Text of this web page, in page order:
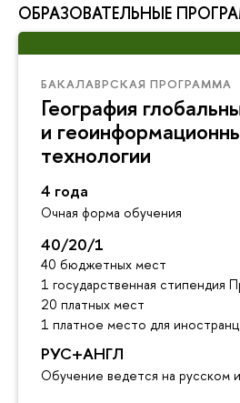
ОБРАЗОВАТЕЛЬНЫЕ
БАКАЛАВРСКАЯ ПРОГРАММА
География
и
технологии
4 года
Очная форма обучения
40/20/1
40 бюджетных мест
1 государственная стипендия
20 платных мест
1 платное место для
РУС+АНГЛ
Обучение ведется на русском